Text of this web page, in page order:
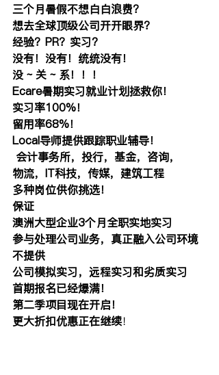
三个月暑假不想白白浪费？
想去全球顶级公司开开眼界？
经验？PR？实习?
没有！没有！统统没有！
没 ~ 关 ~ 系！！！
Ecare暑期实习就业计划拯救你！
实习率100%！
留用率68%！
Local导师提供跟踪职业辅导！
会计事务所，投行，基金，咨询，
物流，IT科技，传媒，建筑工程
多种岗位供你挑选！
保证
澳洲大型企业3个月全职实地实习
参与处理公司业务，真正融入公司环境
不提供
公司模拟实习，远程实习和劣质实习
首期报名已经爆满！
第二季项目现在开启！
更大折扣优惠正在继续！